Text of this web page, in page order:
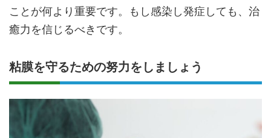
ことが何より重要です。もし感染し発症しても、治
癒力を信じるべきです。
粘膜を守るための努力をしましょう